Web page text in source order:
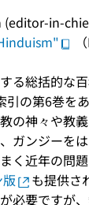
(editor-in-
る総括的な
引の第6巻を
の神々や教
ガンジーを
く近年の問
も提供さ
必要ですが